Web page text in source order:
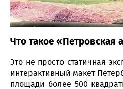
Что такое «Петровская
Это не просто статичная
интерактивный макет
площади более 500